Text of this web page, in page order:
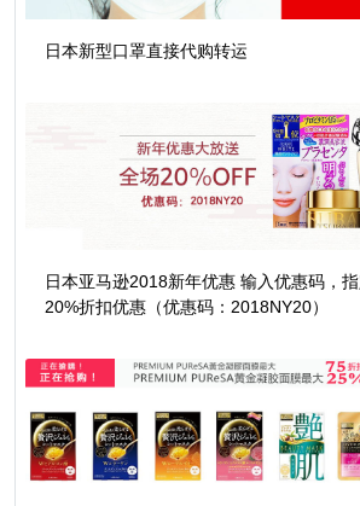
日本新型口罩直接代购转运
日本亚马逊2018新年优惠 输入优惠码，
20%折扣优惠（优惠码：2018NY20）